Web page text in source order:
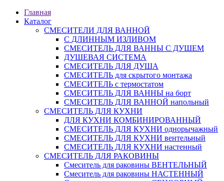
Главная
Каталог
СМЕСИТЕЛИ ДЛЯ ВАННОЙ
С ДЛИННЫМ ИЗЛИВОМ
СМЕСИТЕЛЬ ДЛЯ ВАННЫ С ДУШЕМ
ДУШЕВАЯ СИСТЕМА
СМЕСИТЕЛЬ ДЛЯ ДУША
СМЕСИТЕЛЬ для скрытого монтажа
СМЕСИТЕЛЬ с термостатом
СМЕСИТЕЛЬ ДЛЯ ВАННЫ на борт
СМЕСИТЕЛЬ ДЛЯ ВАННОЙ напольный
СМЕСИТЕЛЬ ДЛЯ КУХНИ
ДЛЯ КУХНИ КОМБИНИРОВАННЫЙ
СМЕСИТЕЛЬ ДЛЯ КУХНИ однорычажный
СМЕСИТЕЛЬ ДЛЯ КУХНИ вентельный
СМЕСИТЕЛЬ ДЛЯ КУХНИ настенный
СМЕСИТЕЛЬ ДЛЯ РАКОВИНЫ
Смеситель для раковины ВЕНТЕЛЬНЫЙ
Смеситель для раковины НАСТЕННЫЙ